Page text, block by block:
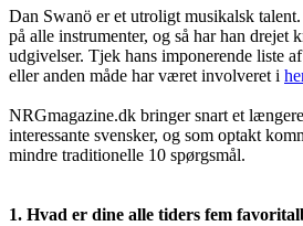
Dan Swanö er et utroligt musikalsk
på alle instrumenter, og så har han drejet
udgivelser. Tjek hans imponerende liste
eller anden måde har været involveret i
NRGmagazine.dk bringer snart et
interessante svensker, og som optakt
mindre traditionelle 10 spørgsmål.
1. Hvad er dine alle tiders fem